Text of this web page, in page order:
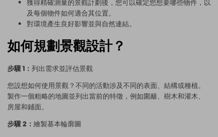
獲得精確測量的景觀計劃後，您可以確定您想要哪些物件，以
及每個物件如何適合其位置。
對環境產生良好影響並與自然連結。
如何規劃景觀設計？
步驟 1： 列出需求並評估景觀
您設想如何使用景觀？不同的活動涉及不同的表面、結構或種植。
製作一個粗略的地圖並列出當前的特徵，例如圍籬、樹木和灌木、
房屋和鋪面。
步驟 2： 繪製基本輪廓圖